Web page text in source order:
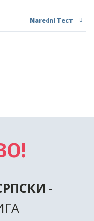
Naredni Тест
-